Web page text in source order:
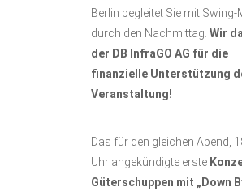
Berlin begleitet Sie mit Swing-
durch den Nachmittag. Wir
der DB InfraGO AG für die
finanzielle Unterstützung
Veranstaltung!
Das für den gleichen Abend,
Uhr angekündigte erste
Güterschuppen mit „Down